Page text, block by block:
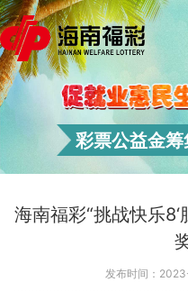
彩票公益金
海南福彩“挑战快乐8‘
发布时间：